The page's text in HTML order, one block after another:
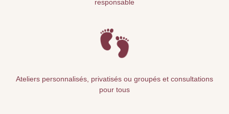
responsable
Ateliers personnalisés, privatisés ou groupés et consultations
pour tous